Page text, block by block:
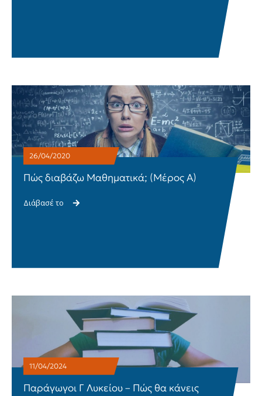
26/04/2020
Πώς διαβάζω Μαθηματικά; (Μέρος Α)
Διάβασέ το
11/04/2024
Παράγωγοι Γ Λυκείου – Πώς θα κάνεις